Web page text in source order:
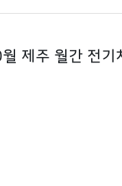
제주 월간 전기